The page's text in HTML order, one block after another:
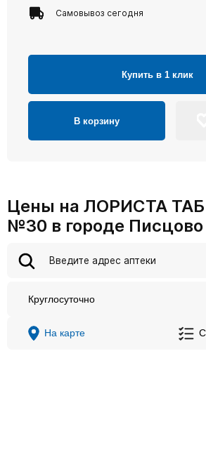
Самовывоз сегодня
Купить в 1 клик
В корзину
Цены на ЛОРИСТА
№30 в городе Писцово
Круглосуточно
На карте